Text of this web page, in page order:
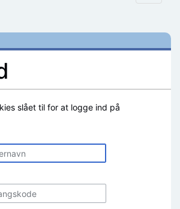
slået til for at logge ind på